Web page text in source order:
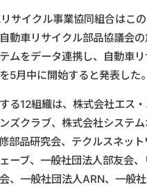
サイクル事業協同組合はこ
動車リサイクル部品協議会
ムをデータ連携し、自動車
5月中に開始すると発表した。
る12組織は、株式会社エス
ズクラブ、株式会社システ
部品研究会、テクルスネッ
ーブ、一般社団法人部友会、
、一般社団法人ARN、一般